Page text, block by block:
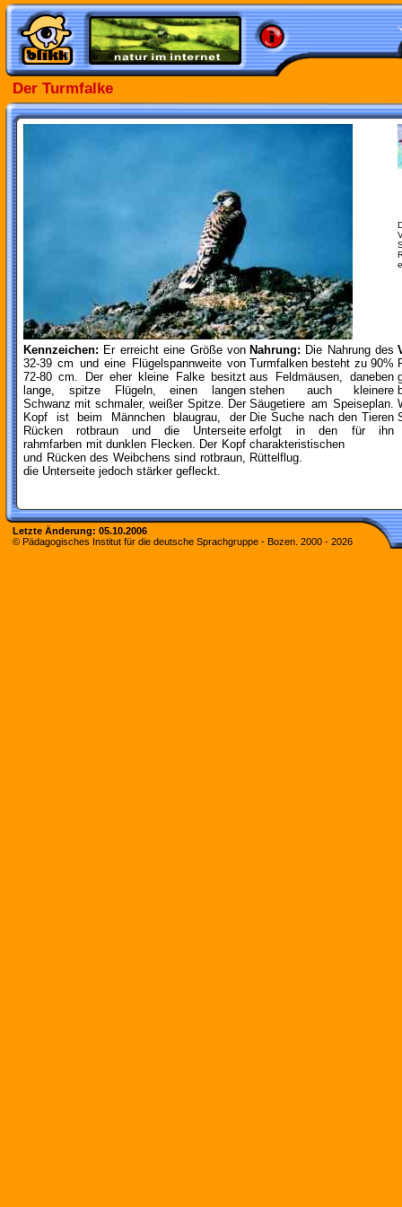
Der Turmfalke
Kennzeichen: Er erreicht eine Größe von
32-39 cm und eine Flügelspannweite von
72-80 cm. Der eher kleine Falke besitzt
lange, spitze Flügeln, einen langen
Schwanz mit schmaler, weißer Spitze. Der
Kopf ist beim Männchen blaugrau, der
Rücken rotbraun und die Unterseite
rahmfarben mit dunklen Flecken. Der Kopf
und Rücken des Weibchens sind rotbraun,
die Unterseite jedoch stärker gefleckt.
Nahrung: Die Nahrung des
Turmfalken besteht zu 90%
aus Feldmäusen, daneben
stehen auch kleinere
Säugetiere am Speiseplan.
Die Suche nach den Tieren
erfolgt in den für ihn
charakteristischen
Rüttelflug.
Letzte Änderung: 05.10.2006
© Pädagogisches Institut für die deutsche Sprachgruppe - Bozen. 2000 - 2026